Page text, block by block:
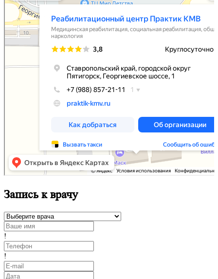
Запись к врачу
!
!